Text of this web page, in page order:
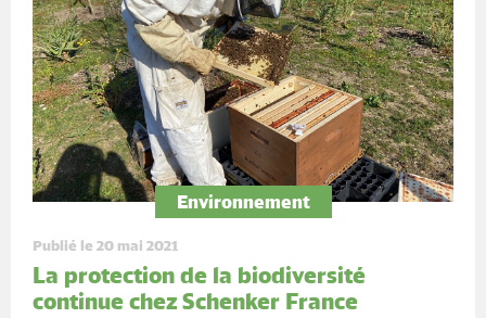
Environnement
Publié le 20 mai 2021
La protection de la biodiversité
continue chez Schenker France